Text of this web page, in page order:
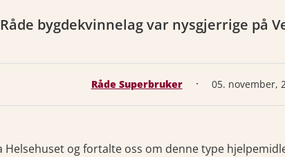
Råde bygdekvinnelag var nysgjerrige på
Råde Superbruker · 05. november,
Helsehuset og fortalte oss om denne type